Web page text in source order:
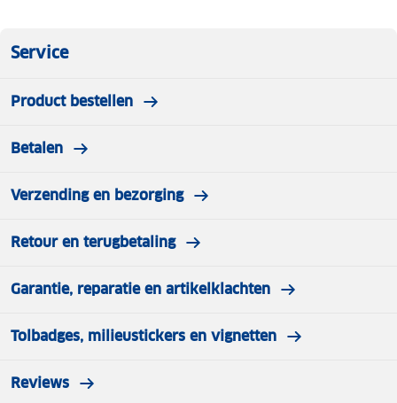
Service
Product bestellen
Betalen
Verzending en bezorging
Retour en terugbetaling
Garantie, reparatie en artikelklachten
Tolbadges, milieustickers en vignetten
Reviews